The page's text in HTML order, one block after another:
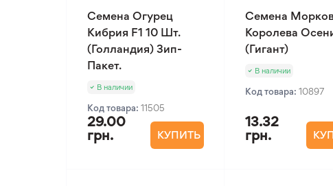
Семена Огурец
Кибрия F1 10 Шт.
(Голландия) Зип-
Пакет.
В наличии
Код товара: 11505
29.00
грн.
КУПИТЬ
Семена
Королева
(Гигант)
В наличии
Код товара: 10897
13.32
грн.